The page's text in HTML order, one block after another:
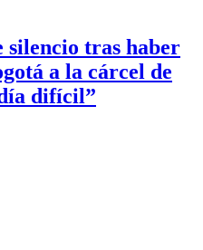
silencio tras haber
a la cárcel de
difícil”